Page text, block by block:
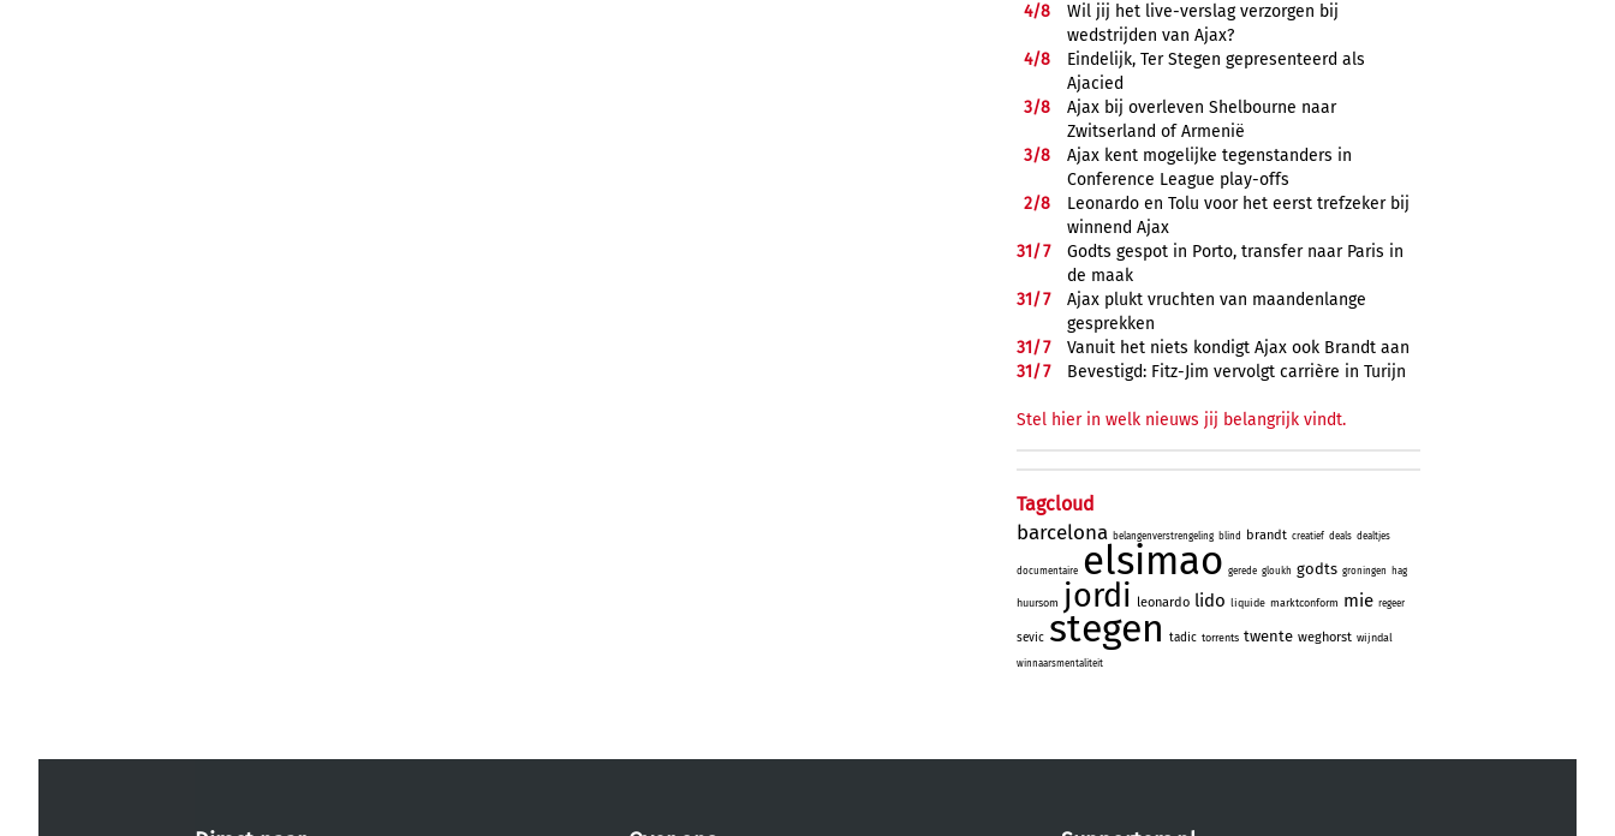
4/8
Wil jij het live-verslag verzorgen bij
wedstrijden van Ajax?
4/8
Eindelijk, Ter Stegen gepresenteerd als
Ajacied
3/8
Ajax bij overleven Shelbourne naar
Zwitserland of Armenië
3/8
Ajax kent mogelijke tegenstanders in
Conference League play-offs
2/8
Leonardo en Tolu voor het eerst trefzeker bij
winnend Ajax
31/7
Godts gespot in Porto, transfer naar Paris in
de maak
31/7
Ajax plukt vruchten van maandenlange
gesprekken
31/7
Vanuit het niets kondigt Ajax ook Brandt aan
31/7 Bevestigd: Fitz-Jim vervolgt carrière in Turijn
Stel hier in welk nieuws jij belangrijk vindt.
Tagcloud
barcelona belangenverstrengeling blind brandt creatief deals dealtjes
documentaire elsimao gerede gloukh godts groningen hag
huursom jordi leonardo lido liquide marktconform mie regeer
sevic stegen tadic torrents twente weghorst wijndal
winnaarsmentaliteit